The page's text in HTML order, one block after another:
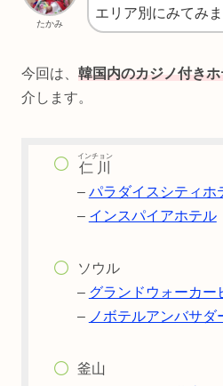
たかみ
エリア別にみてみま
今回は、 韓国内のカジノ付き
介します。
仁川
インチョン
– パラダイスシティホ
– インスパイアホテル
ソウル
– グランドウォーカー
– ノボテルアンバサダ
釜山